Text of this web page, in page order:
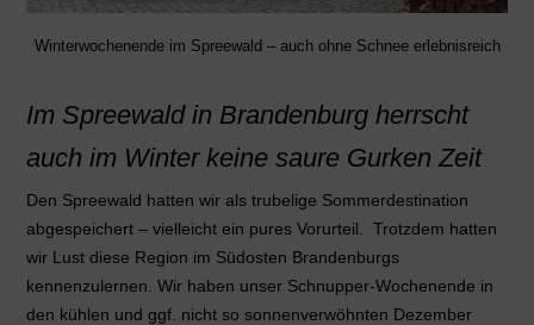
Winterwochenende im Spreewald – auch ohne Schnee erlebnisreich
Im Spreewald in Brandenburg herrscht
auch im Winter keine saure Gurken Zeit
Den Spreewald hatten wir als trubelige Sommerdestination
abgespeichert – vielleicht ein pures Vorurteil. Trotzdem hatten
wir Lust diese Region im Südosten Brandenburgs
kennenzulernen. Wir haben unser Schnupper-Wochenende in
den kühlen und ggf. nicht so sonnenverwöhnten Dezember